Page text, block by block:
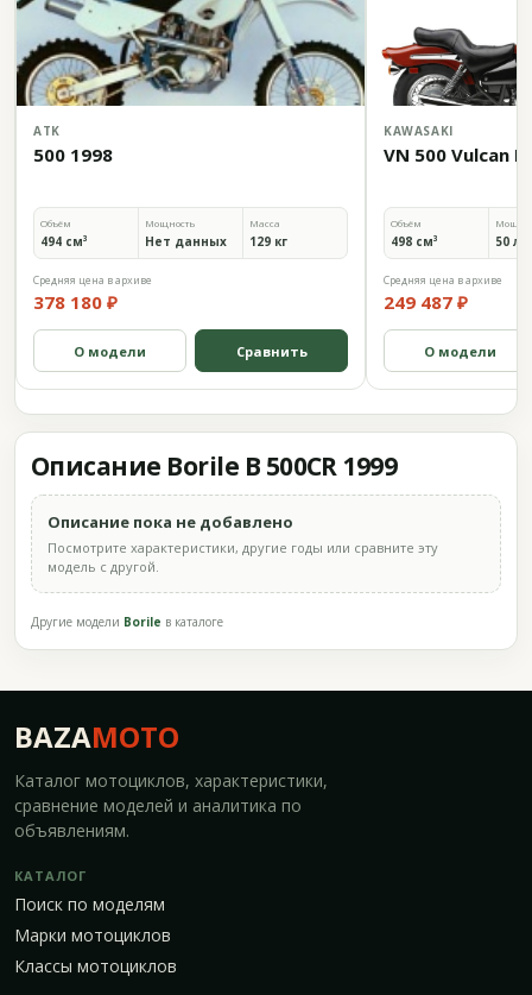
ATK
500 1998
Объём
494 см³
Мощность
Нет данных
Масса
129 кг
Средняя цена в архиве
378 180 ₽
О модели Сравнить
KAWASAKI
VN 500 Vulcan
Объём
498 см³ 50
Средняя цена в архиве
249 487 ₽
О модели
Описание Borile B 500CR 1999
Описание пока не добавлено
Посмотрите характеристики, другие годы или сравните эту
модель с другой.
Другие модели Borile в каталоге
BAZAMOTO
Каталог мотоциклов, характеристики,
сравнение моделей и аналитика по
объявлениям.
КАТАЛОГ
Поиск по моделям
Марки мотоциклов
Классы мотоциклов